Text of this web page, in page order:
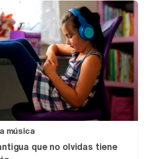
música
que no olvidas tiene